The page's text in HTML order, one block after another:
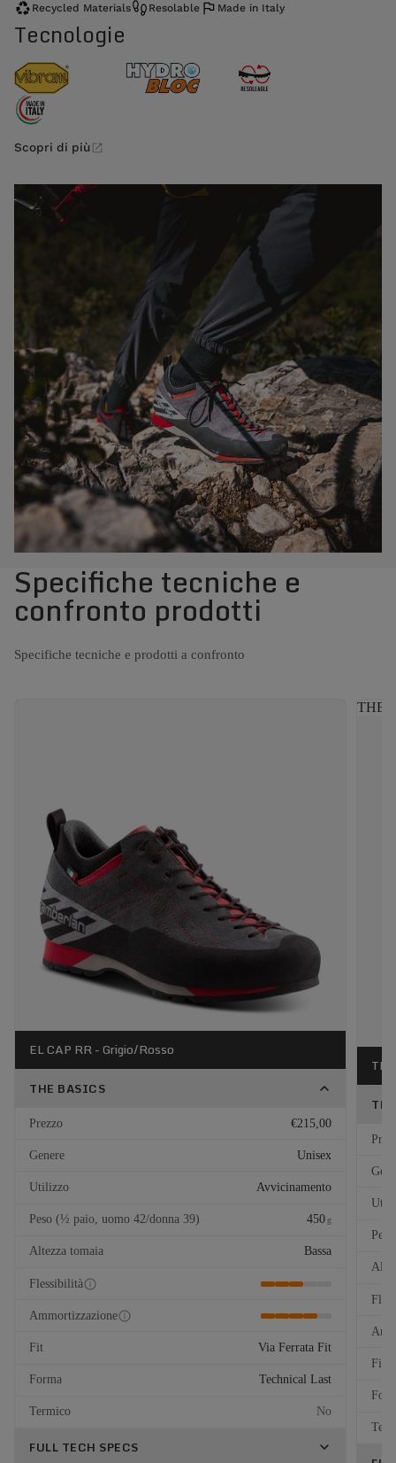
Recycled Materials Resolable Made in Italy
Tecnologie
Scopri di più
Specifiche tecniche e
confronto prodotti
Specifiche tecniche e prodotti a confronto
EL CAP RR - Grigio/Rosso
THE BASICS
Prezzo €215,00
Genere Unisex
Utilizzo Avvicinamento
Peso (½ paio, uomo 42/donna 39) 450 g
Altezza tomaia Bassa
Flessibilità
Ammortizzazione
Fit Via Ferrata Fit
Forma Technical Last
Termico No
FULL TECH SPECS
THE
Fit